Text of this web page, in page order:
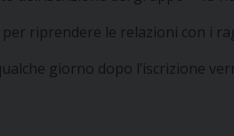
riprendere le relazioni con i
giorno dopo l’iscrizione